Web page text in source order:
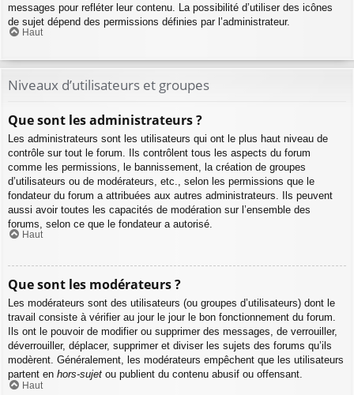
messages pour refléter leur contenu. La possibilité d’utiliser des icônes
de sujet dépend des permissions définies par l’administrateur.
Haut
Niveaux d’utilisateurs et groupes
Que sont les administrateurs ?
Les administrateurs sont les utilisateurs qui ont le plus haut niveau de
contrôle sur tout le forum. Ils contrôlent tous les aspects du forum
comme les permissions, le bannissement, la création de groupes
d’utilisateurs ou de modérateurs, etc., selon les permissions que le
fondateur du forum a attribuées aux autres administrateurs. Ils peuvent
aussi avoir toutes les capacités de modération sur l’ensemble des
forums, selon ce que le fondateur a autorisé.
Haut
Que sont les modérateurs ?
Les modérateurs sont des utilisateurs (ou groupes d’utilisateurs) dont le
travail consiste à vérifier au jour le jour le bon fonctionnement du forum.
Ils ont le pouvoir de modifier ou supprimer des messages, de verrouiller,
déverrouiller, déplacer, supprimer et diviser les sujets des forums qu’ils
modèrent. Généralement, les modérateurs empêchent que les utilisateurs
partent en hors-sujet ou publient du contenu abusif ou offensant.
Haut